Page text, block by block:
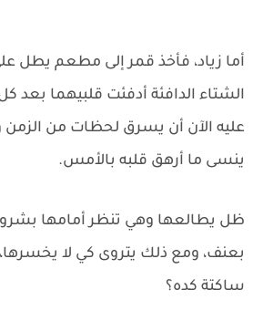
أما زياد، فأخذ قمر إلى مطعم يطل
الشتاء الدافئة أدفئت قلبيهما بعد
عليه الآن أن يسرق لحظات من
ينسى ما أرهق قلبه بالأمس.
ظل يطالعها وهي تنظر أمامها
بعنف، ومع ذلك يتروى كي لا
ساكتة كده؟